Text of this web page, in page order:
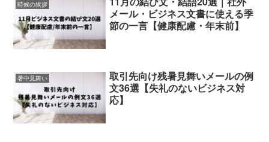
時候の挨拶
メール・ビジネス文書に使える季
節の一言【健康配慮・年末前】
暑中見舞い
取引先向け残暑見舞いメールの例
文36選【失礼のないビジネス対
応】